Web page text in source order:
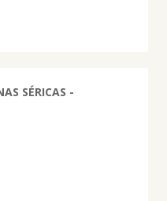
SÉRICAS -